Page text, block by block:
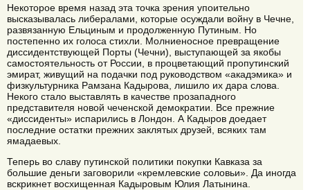
Некоторое время назад эта точка зрения упоительно
высказывалась либералами, которые осуждали войну в Чечне,
развязанную Ельциным и продолженную Путиным. Но
постепенно их голоса стихли. Молниеносное превращение
диссидентствующей Порты (Чечни), выступающей за якобы
самостоятельность от России, в процветающий пропутинский
эмират, живущий на подачки под руководством «акадэмика» и
физкультурника Рамзана Кадырова, лишило их дара слова.
Некого стало выставлять в качестве прозападного
представителя новой чеченской демократии. Все прежние
«диссиденты» испарились в Лондон. А Кадыров доедает
последние остатки прежних заклятых друзей, всяких там
ямадаевых.
Теперь во славу путинской политики покупки Кавказа за
большие деньги заговорили «кремлевские соловьи». Да иногда
вскрикнет восхищенная Кадыровым Юлия Латынина.